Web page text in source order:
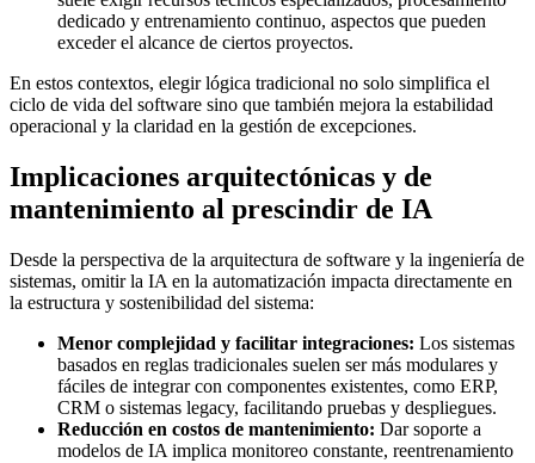
dedicado y entrenamiento continuo, aspectos que pueden
exceder el alcance de ciertos proyectos.
En estos contextos, elegir lógica tradicional no solo simplifica el
ciclo de vida del software sino que también mejora la estabilidad
operacional y la claridad en la gestión de excepciones.
Implicaciones arquitectónicas y de
mantenimiento al prescindir de IA
Desde la perspectiva de la arquitectura de software y la ingeniería de
sistemas, omitir la IA en la automatización impacta directamente en
la estructura y sostenibilidad del sistema:
Menor complejidad y facilitar integraciones: Los sistemas
basados en reglas tradicionales suelen ser más modulares y
fáciles de integrar con componentes existentes, como ERP,
CRM o sistemas legacy, facilitando pruebas y despliegues.
Reducción en costos de mantenimiento: Dar soporte a
modelos de IA implica monitoreo constante, reentrenamiento